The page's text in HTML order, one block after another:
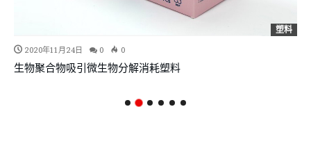
塑料
2020年11月24日 0 0
生物聚合物吸引微生物分解消耗塑料